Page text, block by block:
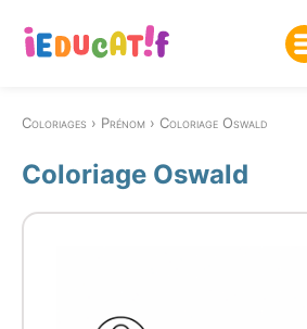
Coloriages Prénom Coloriage Oswald
Coloriage Oswald